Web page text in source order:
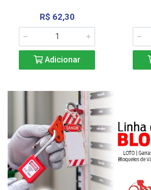
R$ 62,30
Adicionar